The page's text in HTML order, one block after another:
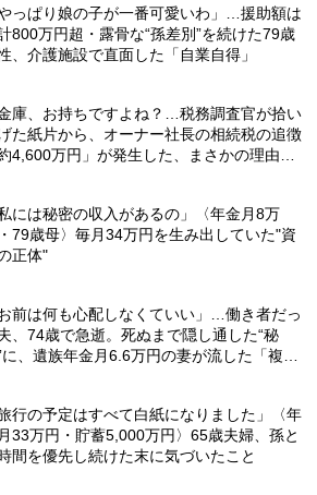
やっぱり娘の子が一番可愛いわ」…援助額は
800万円超・露骨な“孫差別”を続けた79歳
、介護施設で直面した「自業自得」
庫、お持ちですよね？…税務調査官が拾い
げた紙片から、オーナー社長の相続税の追徴
約4,600万円」が発生した、まさかの理由
私には秘密の収入があるの」〈年金月8万
79歳母〉毎月34万円を生み出していた"資
正体"
お前は何も心配しなくていい」…働き者だっ
、74歳で急逝。死ぬまで隠し通した“秘
に、遺族年金月6.6万円の妻が流した「複雑
旅行の予定はすべて白紙になりました」〈年
33万円・貯蓄5,000万円〉65歳夫婦、孫と
間を優先し続けた末に気づいたこと